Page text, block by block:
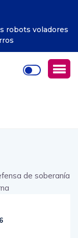
robots voladores